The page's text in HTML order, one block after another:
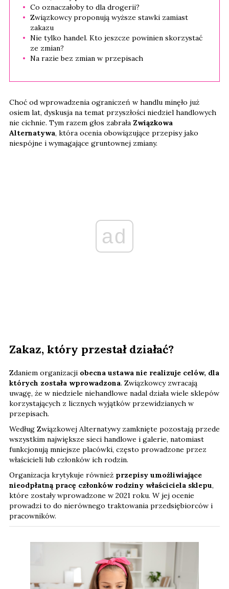
Co oznaczałoby to dla drogerii?
Związkowcy proponują wyższe stawki zamiast
zakazu
Nie tylko handel. Kto jeszcze powinien skorzystać
ze zmian?
Na razie bez zmian w przepisach
Choć od wprowadzenia ograniczeń w handlu minęło już
osiem lat, dyskusja na temat przyszłości niedziel handlowych
nie cichnie. Tym razem głos zabrała Związkowa
Alternatywa, która ocenia obowiązujące przepisy jako
niespójne i wymagające gruntownej zmiany.
ad
Zakaz, który przestał działać?
Zdaniem organizacji obecna ustawa nie realizuje celów, dla
których została wprowadzona. Związkowcy zwracają
uwagę, że w niedziele niehandlowe nadal działa wiele sklepów
korzystających z licznych wyjątków przewidzianych w
przepisach.
Według Związkowej Alternatywy zamknięte pozostają przede
wszystkim największe sieci handlowe i galerie, natomiast
funkcjonują mniejsze placówki, często prowadzone przez
właścicieli lub członków ich rodzin.
Organizacja krytykuje również przepisy umożliwiające
nieodpłatną pracę członków rodziny właściciela sklepu,
które zostały wprowadzone w 2021 roku. W jej ocenie
prowadzi to do nierównego traktowania przedsiębiorców i
pracowników.